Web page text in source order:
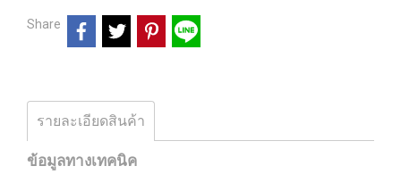
Share
รายละเอียดสินค้า
ข้อมูลทางเทคนิค